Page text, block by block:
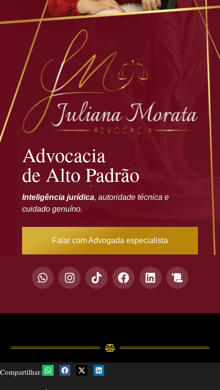
Advocacia
de Alto Padrão
Inteligência jurídica, autoridade técnica e
cuidado genuíno.
Falar com Advogada especialista
Compartilhar: